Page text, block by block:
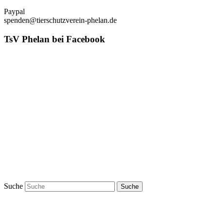
Paypal
spenden@tierschutzverein-phelan.de
TsV Phelan bei Facebook
Suche